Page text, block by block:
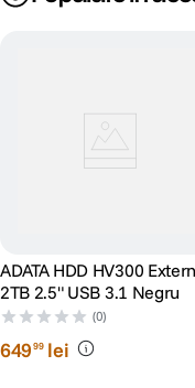
ADATA HDD HV300 Extern
2TB 2.5" USB 3.1 Negru
(0)
64999 lei